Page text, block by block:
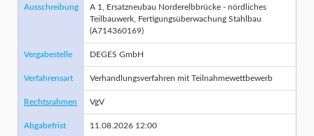
Ausschreibung
A 1, Ersatzneubau Norderelbbrücke - nördliches
Teilbauwerk, Fertigungsüberwachung Stahlbau
(A714360169)
Vergabestelle DEGES GmbH
Verfahrensart Verhandlungsverfahren mit Teilnahmewettbewerb
Rechtsrahmen VgV
Abgabefrist 11.08.2026 12:00